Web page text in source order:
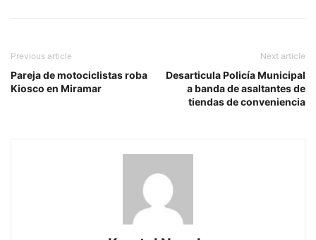
Previous article
Pareja de motociclistas roba
Kiosco en Miramar
Next article
Desarticula Policía Municipal
a banda de asaltantes de
tiendas de conveniencia